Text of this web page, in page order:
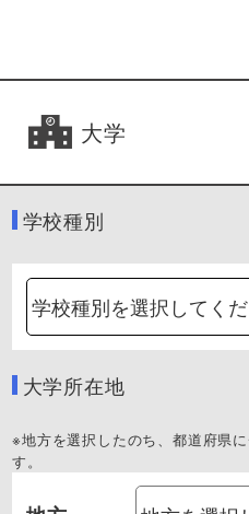
大学
学校種別
大学所在地
※地方を選択したのち、都道府県
す。